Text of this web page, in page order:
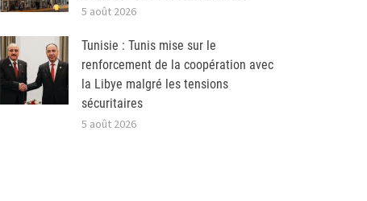
5 août 2026
Tunisie : Tunis mise sur le
renforcement de la coopération avec
la Libye malgré les tensions
sécuritaires
5 août 2026